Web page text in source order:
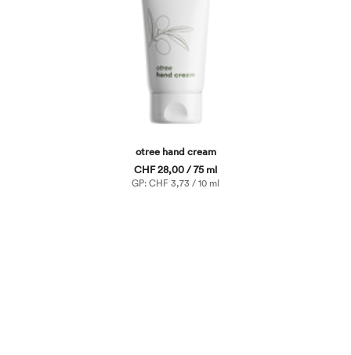
otree hand cream
CHF 28,00 / 75 ml
GP: CHF 3,73 / 10 ml